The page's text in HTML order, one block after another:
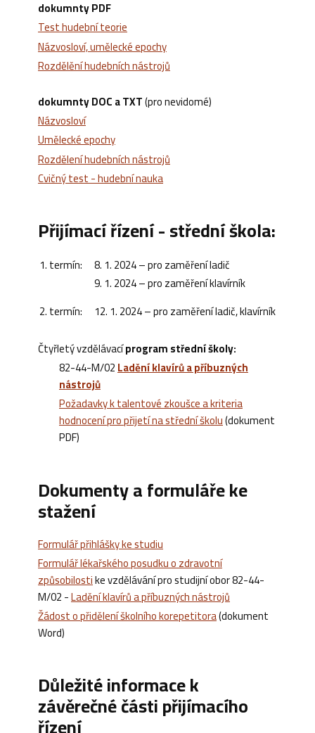
dokumnty PDF
Test hudební teorie
Názvosloví, umělecké epochy
Rozdělění hudebních nástrojů
dokumnty DOC a TXT(pro nevidomé)
Názvosloví
Umělecké epochy
Rozdělení hudebních nástrojů
Cvičný test - hudební nauka
Přijímací řízení - střední škola:
1. termín:
8. 1. 2024 – pro zaměření ladič
9. 1. 2024 – pro zaměření klavírník
2. termín:
12. 1. 2024 – pro zaměření ladič, klavírník
Čtyřletý vzdělávacíprogram střední školy:
82-44-M/02Ladění klavírů a příbuzných
nástrojů
Požadavky k talentové zkoušce a kriteria
hodnocení pro přijetí na střední školu(dokument
PDF)
Dokumenty a formuláře ke
stažení
Formulář přihlášky ke studiu
Formulář lékařského posudku o zdravotní
způsobilostike vzdělávání pro studijní obor 82-44-
M/02 -Ladění klavírů a příbuzných nástrojů
Žádost o přidělení školního korepetitora(dokument
Word)
Důležité informace k
závěrečné části přijímacího